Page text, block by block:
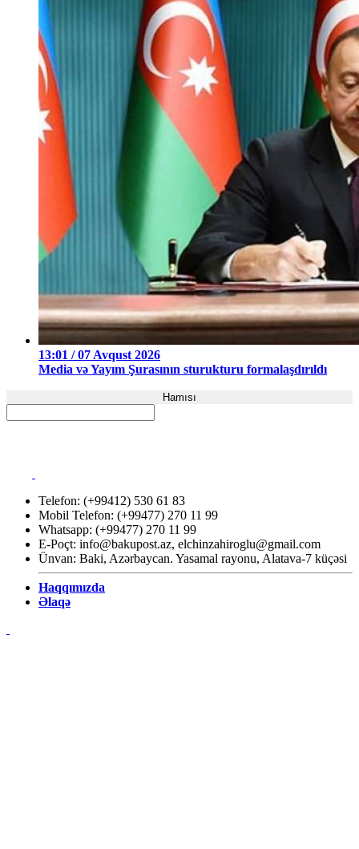
13:01 / 07 Avqust 2026
Media və Yayım Şurasının sturukturu formalaşdırıldı
Hamısı
Telefon: (+99412) 530 61 83
Mobil Telefon: (+99477) 270 11 99
Whatsapp: (+99477) 270 11 99
E-Poçt: info@bakupost.az, elchinzahiroglu@gmail.com
Ünvan: Baki, Azərbaycan. Yasamal rayonu, Alatava-7 küçəsi
Haqqımızda
Əlaqə